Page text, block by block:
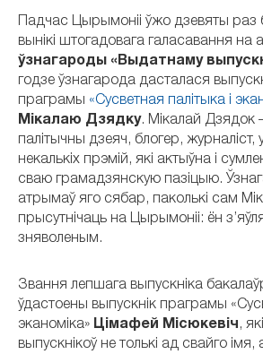
Падчас Цырымоніі ўжо дзевяты раз
вынікі штогадовага галасавання на
ўзнагароды «Выдатнаму
годзе ўзнагарода дасталася
праграмы «Сусветная палітыка і
Мікалаю Дзядку. Мікалай Дзядок
палітычны дзеяч, блогер, журналіст,
некалькіх прэмій, які актыўна і
сваю грамадзянскую пазіцыю.
атрымаў яго сябар, паколькі сам
прысутнічаць на Цырымоніі: ён
зняволеным.
Звання лепшага выпускніка
ўдастоены выпускнік праграмы
эканоміка» Цімафей Місюкевіч,
выпускнікоў не толькі ад свайго імя,